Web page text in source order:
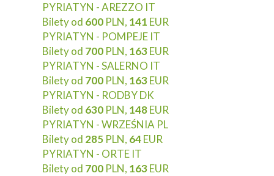
PYRIATYN - AREZZO IT
Bilety od 600 PLN, 141 EUR
PYRIATYN - POMPEJE IT
Bilety od 700 PLN, 163EUR
PYRIATYN - SALERNO IT
Bilety od 700 PLN, 163EUR
PYRIATYN - RODBY DK
Bilety od 630 PLN, 148EUR
PYRIATYN - WRZEŚNIA PL
Bilety od 285 PLN, 64EUR
PYRIATYN - ORTE IT
Bilety od 700 PLN, 163EUR